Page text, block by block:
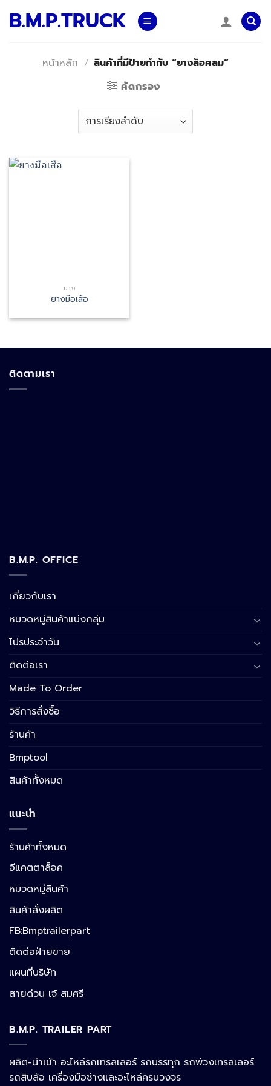
B.M.P.TRUCK
หน้าหลัก / สินค้าที่มีป้ายกำกับ “ยางล็อคลม”
คัดกรอง
ยาง
ยางมือเสือ
ติดตามเรา
B.M.P. OFFICE
เกี่ยวกับเรา
หมวดหมู่สินค้าแบ่งกลุ่ม
โปรประจำวัน
ติดต่อเรา
Made To Order
วิธีการสั่งซื้อ
ร้านค้า
Bmptool
สินค้าทั้งหมด
แนะนำ
ร้านค้าทั้งหมด
อีแคตตาล็อค
หมวดหมู่สินค้า
สินค้าสั่งผลิต
FB:Bmptrailerpart
ติดต่อฝ่ายขาย
แผนที่บริษัท
สายด่วน เจ้ สมศรี
B.M.P. TRAILER PART
ผลิต-นำเข้า อะไหล่รถเทรลเลอร์ รถบรรทุก รถพ่วงเทรลเลอร์
รถสิบล้อ เครื่องมือช่างและอะไหล่ครบวงจร